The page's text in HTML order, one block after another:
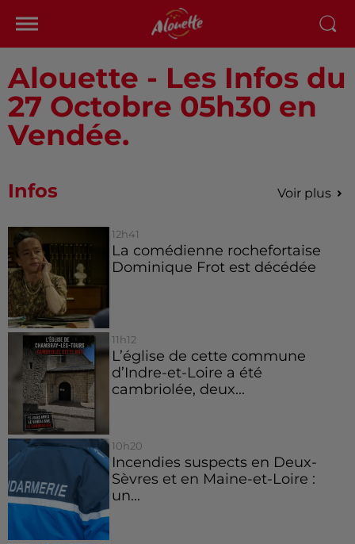
Alouette - Les Infos du
27 Octobre 05h30 en
Vendée.
Infos Voir plus
12h41
La comédienne rochefortaise
Dominique Frot est décédée
11h12
L’église de cette commune
d’Indre-et-Loire a été
cambriolée, deux...
10h20
Incendies suspects en Deux-
Sèvres et en Maine-et-Loire :
un...